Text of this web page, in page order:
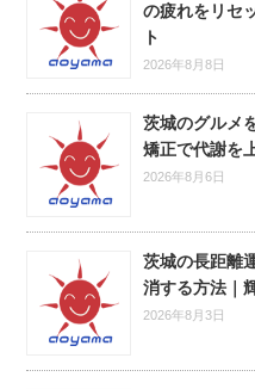
の疲れをリセ
ト
2026年8月8日
茨城のグルメ
矯正で代謝を
2026年8月6日
茨城の長距離
消する方法｜
2026年8月3日